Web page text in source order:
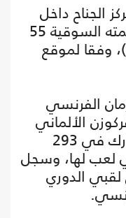
داخل
المستطيل الأخضر، وتبلغ قيمته السوقية 55
دولار)، وفقا لموقع
الفرنسي
الألماني
وأستون فيلا الإنجليزي. وشارك في 293
لعب لها، وسجل
لقبي الدوري